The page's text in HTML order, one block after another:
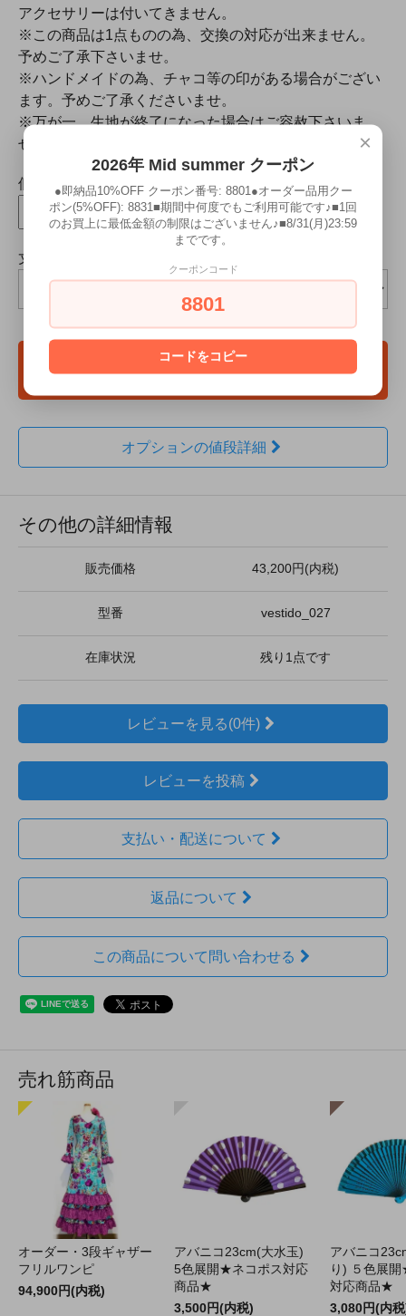
アクセサリーは付いてきません。
※この商品は1点ものの為、交換の対応が出来ません。
予めご了承下さいませ。
※ハンドメイドの為、チャコ等の印がある場合がござい
ます。予めご了承くださいませ。
※万が一、生地が終了になった場合はご容赦下さいま
せ。
個数
点
丈詰めいたしますか?(+6600円)
カートに入れる
オプションの値段詳細
その他の詳細情報
販売価格 43,200円(内税)
型番 vestido_027
在庫状況 残り1点です
レビューを見る(0件)
レビューを投稿
支払い・配送について
返品について
この商品について問い合わせる
売れ筋商品
オーダー・3段ギャザー
フリルワンピ
94,900円(内税)
アバニコ23cm(大水玉)
5色展開★ネコポス対応
商品★
3,500円(内税)
アバニコ
り) ５色展
対応商品★
3,080円(内
×
2026年 Mid summer クーポン
●即納品10%OFF クーポン番号: 8801●オーダー品用クー
ポン(5%OFF): 8831■期間中何度でもご利用可能です♪■1回
のお買上に最低金額の制限はございません♪■8/31(月)23:59
までです。
クーポンコード
8801
コードをコピー